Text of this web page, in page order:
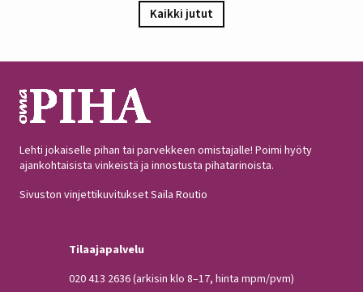
vastaa Puutarha-lehden vuosien 1921 ja 1931 kuvauksia,
iloitsee tutkija Maarit Heinonen Lukesta.…
Kaikki jutut
Lehti jokaiselle pihan tai parvekkeen omistajalle! Poimi hyöty
ajankohtaisista vinkeistä ja innostusta pihatarinoista.
Sivuston vinjettikuvitukset Saila Routio
Tilaajapalvelu
020 413 2636(arkisin klo 8–17, hinta mpm/pvm)